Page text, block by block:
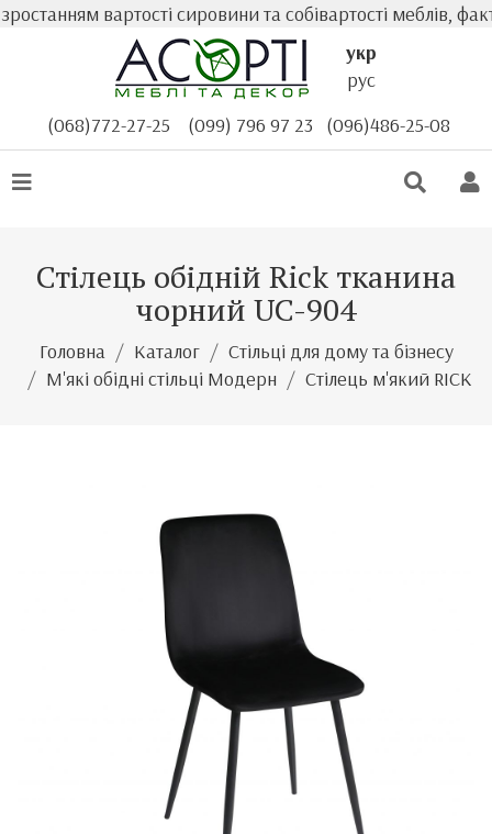
вартості сировини та собівартості меблів,
укр
рус
(068)772-27-25
(099) 796 97 23 (096)486-25-08
Стілець обідній Rick тканина
чорний UC-904
Головна Каталог
Стільці для дому та бізнесу
М'які обідні стільці Модерн
Стілець м'який RICK